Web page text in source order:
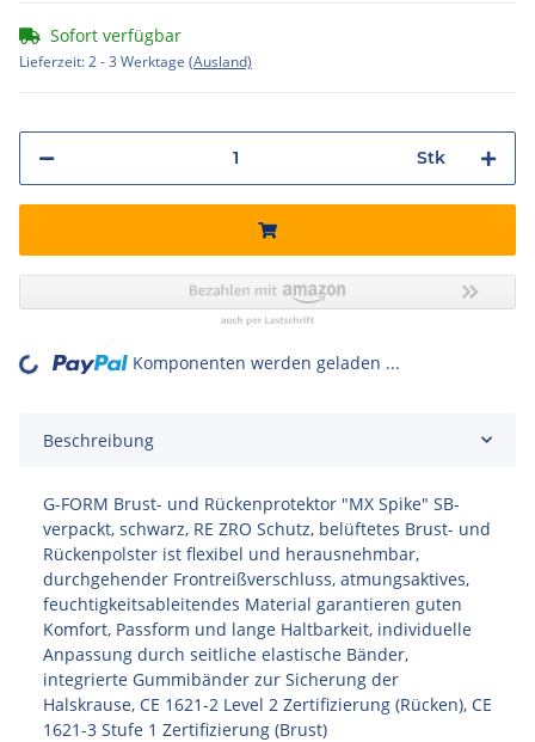
Sofort verfügbar
Lieferzeit:2 - 3 Werktage (Ausland)
Stk
Loading... Komponenten werden geladen ...
Beschreibung
G-FORM Brust- und Rückenprotektor "MX Spike" SB-
verpackt, schwarz, RE ZRO Schutz, belüftetes Brust- und
Rückenpolster ist flexibel und herausnehmbar,
durchgehender Frontreißverschluss, atmungsaktives,
feuchtigkeitsableitendes Material garantieren guten
Komfort, Passform und lange Haltbarkeit, individuelle
Anpassung durch seitliche elastische Bänder,
integrierte Gummibänder zur Sicherung der
Halskrause, CE 1621-2 Level 2 Zertifizierung (Rücken), CE
1621-3 Stufe 1 Zertifizierung (Brust)